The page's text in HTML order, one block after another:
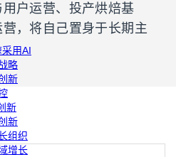
用AI
略
新
新
新
组织
增长
户运营、投产烘焙基
，将自己置身于长期主